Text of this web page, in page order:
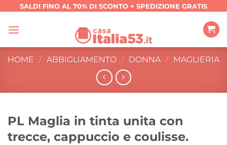
contenuti
SALDI FINO AL 70% DI SCONTO + SPEDIZIONE GRATIS
HOME / ABBIGLIAMENTO / DONNA / MAGLIERIA
PL Maglia in tinta unita con
trecce, cappuccio e coulisse.